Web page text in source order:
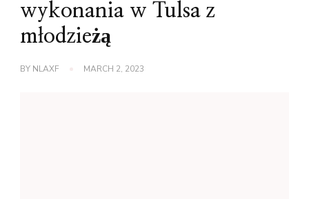
wykonania w Tulsa z
młodzieżą
BY NLAXF MARCH 2, 2023